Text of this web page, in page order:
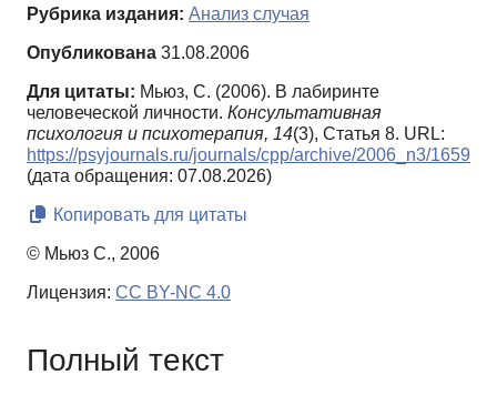
Рубрика издания: Анализ случая
Опубликована 31.08.2006
Для цитаты: Мьюз, С. (2006). В лабиринте
человеческой личности. Консультативная
психология и психотерапия, 14(3), Статья 8. URL:
https://psyjournals.ru/journals/cpp/archive/2006_n3/1659
(дата обращения: 07.08.2026)
Копировать для цитаты
© Мьюз С., 2006
Лицензия: CC BY-NC 4.0
Полный текст